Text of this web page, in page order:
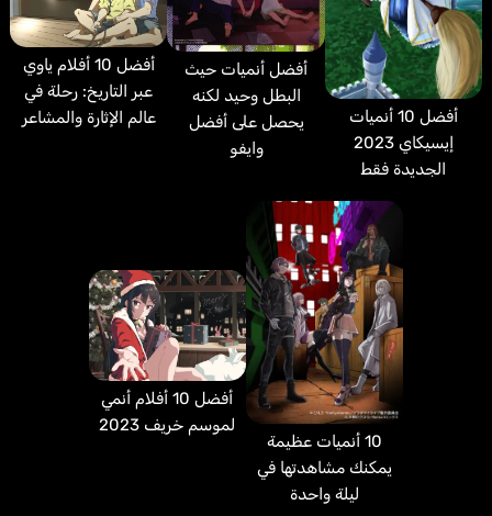
أفضل 10 أنميات
إيسيكاي 2023
الجديدة فقط
أفضل أنميات حيث
البطل وحيد لكنه
يحصل على أفضل
وايفو
أفضل 10 أفلام ياوي
عبر التاريخ: رحلة في
عالم الإثارة والمشاعر
10 أنميات عظيمة
يمكنك مشاهدتها في
ليلة واحدة
أفضل 10 أفلام أنمي
لموسم خريف 2023